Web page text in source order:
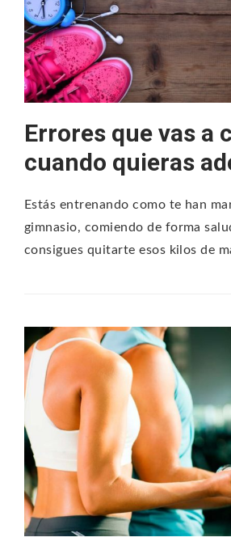
Errores que vas a
cuando quieras
Estás entrenando como te han
gimnasio, comiendo de forma
consigues quitarte esos kilos de